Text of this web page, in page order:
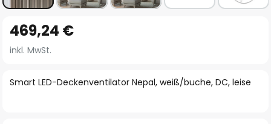
Anfang
der
springen
Smart LED-Deckenventilator Nepal, weiß/buche, DC, leise
469,24 €
inkl. MwSt.